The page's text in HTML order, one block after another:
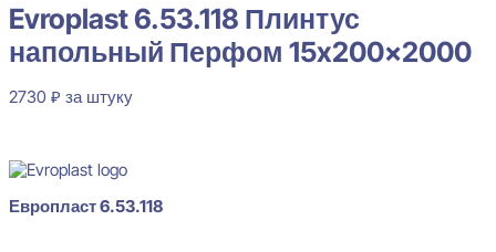
Evroplast 6.53.118 Плинтус
напольный Перфом 15x200x2000
2730 ₽ за штуку
Европласт 6.53.118